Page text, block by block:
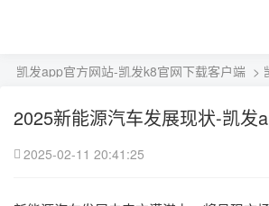
凯发app官方网站-凯发k8官网下载客户端 >
2025新能源汽车发展现状-凯发
2025-02-11 20:41:25